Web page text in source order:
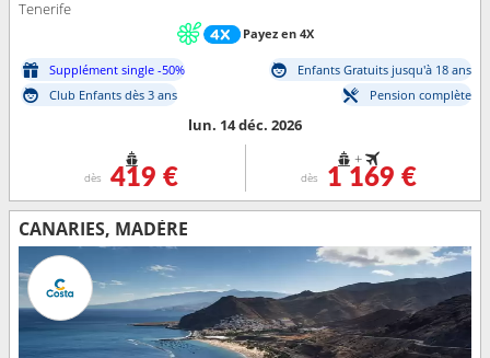
Tenerife
Payez en 4X
Supplément single -50%
Enfants Gratuits jusqu'à 18 ans
Club Enfants dès 3 ans
Pension complète
lun. 14 déc. 2026
dès 419 €
+
dès 1 169 €
CANARIES, MADÈRE